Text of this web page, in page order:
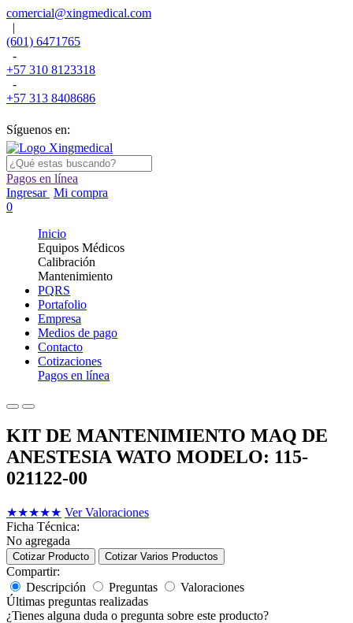
comercial@xingmedical.com
|
(601) 6471765
-
+57 310 8123318
-
+57 313 8408686
Síguenos en:
Pagos en línea
Ingresar Mi compra
0
Inicio
Equipos Médicos
Calibración
Mantenimiento
PQRS
Portafolio
Empresa
Medios de pago
Contacto
Cotizaciones
Pagos en línea
KIT DE MANTENIMIENTO MAQ DE
ANESTESIA WATO MODELO: 115-
021122-00
★★★★★ Ver Valoraciones
Ficha Técnica:
No agregada
Cotizar Producto Cotizar Varios Productos
Compartir:
Descripción
Preguntas
Valoraciones
Últimas preguntas realizadas
¿Tienes alguna duda o pregunta sobre este producto?